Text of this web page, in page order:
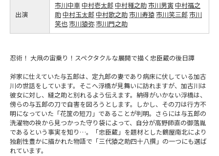
出演
市川中車中村壱太郎 中村種之助市川男寅中村福之
助中村玉太郎 中村歌之助市川寿猿市川笑三郎 市川
笑也市川猿弥市川門之助
忍術！ 大凧の宙乗り！スペクタクルな展開で描く忠臣蔵の後日譚
斧家に仕えていた与五郎は、定九郎の妻であり病床に伏している加古
川の世話をしています。そこへ浮橋が見舞いに訪れますが、加古川は
彼女に対し、縫之助と別れるよう伝えます。納得がいかない浮橋は、
傍らの与五郎の刀で自害を図ろうとします。しかし、その刀は行方不
明になっていた「花筐の短刀」であることが判明。さらには与五郎の
洗濯物の袂から見つかった守り袋によって、自分が高野師直の御落胤
であるという事実を知り…。「忠臣蔵」を題材とした鶴屋南北により
独創性豊かに描かれた物語で「三代猿之助四十八撰」の一つにも選ば
れています。